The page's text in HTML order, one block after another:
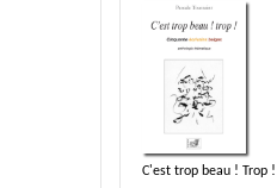
C'est trop beau ! Trop !